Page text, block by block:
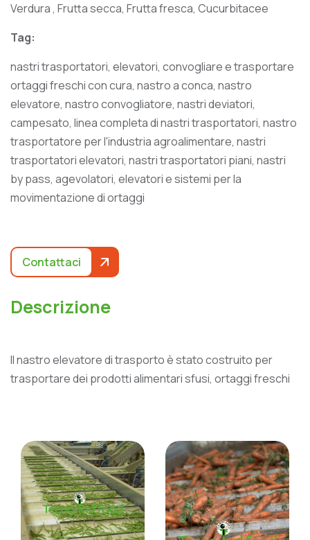
Verdura , Frutta secca, Frutta fresca, Cucurbitacee
Tag:
nastri trasportatori, elevatori, convogliare e trasportare
ortaggi freschi con cura, nastro a conca, nastro
elevatore, nastro convogliatore, nastri deviatori,
campesato, linea completa di nastri trasportatori, nastro
trasportatore per l'industria agroalimentare, nastri
trasportatori elevatori, nastri trasportatori piani, nastri
by pass, agevolatori, elevatori e sistemi per la
movimentazione di ortaggi
Contattaci
Descrizione
Il nastro elevatore di trasporto è stato costruito per
trasportare dei prodotti alimentari sfusi, ortaggi freschi